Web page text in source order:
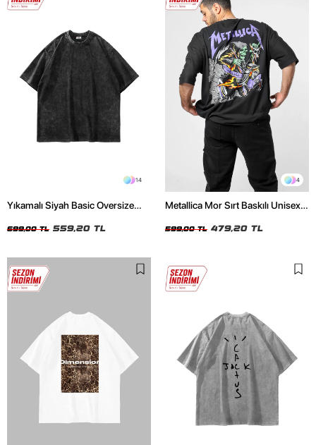
14
Yıkamalı Siyah Basic Oversize
699,00 TL 559,20 TL
4
Metallica Mor Sırt Baskılı Unisex
599,00 TL 479,20 TL